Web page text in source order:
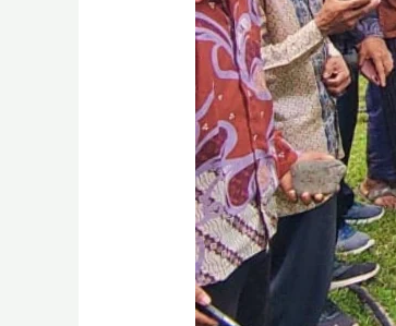
Muslim
di
Manggarai
Barat